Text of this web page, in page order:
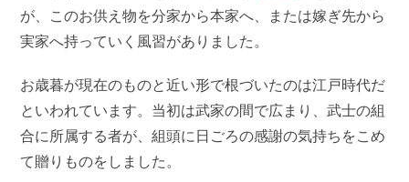
が、このお供え物を分家から本家へ、または嫁ぎ先から
実家へ持っていく風習がありました。
お歳暮が現在のものと近い形で根づいたのは江戸時代だ
といわれています。当初は武家の間で広まり、武士の組
合に所属する者が、組頭に日ごろの感謝の気持ちをこめ
て贈りものをしました。